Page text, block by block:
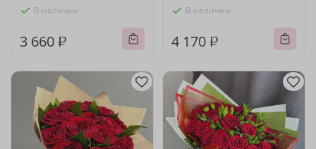
В наличии
3 660 ₽
В наличии
4 170 ₽